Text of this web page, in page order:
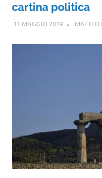
cartina politica
11 MAGGIO 2019 MATTEO